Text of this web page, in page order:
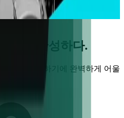
러머이자 온라인 크리에이터
션이 완성하다.
함께 연습하기에 완벽하게 어울